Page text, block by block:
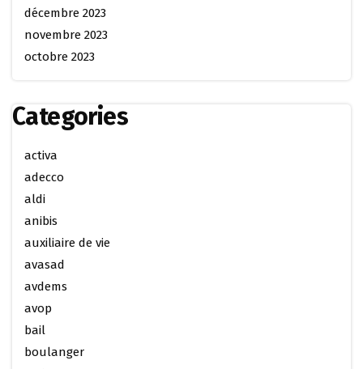
décembre 2023
novembre 2023
octobre 2023
Categories
activa
adecco
aldi
anibis
auxiliaire de vie
avasad
avdems
avop
bail
boulanger